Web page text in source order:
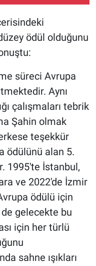
ödül olduğunu
süreci Avrupa
Aynı
çalışmaları tebrik
Şahin olmak
teşekkür
ödülünü alan 5.
1995'te İstanbul,
ve 2022'de İzmir
ödülü için
gelecekte bu
için her türlü
sahne ışıkları